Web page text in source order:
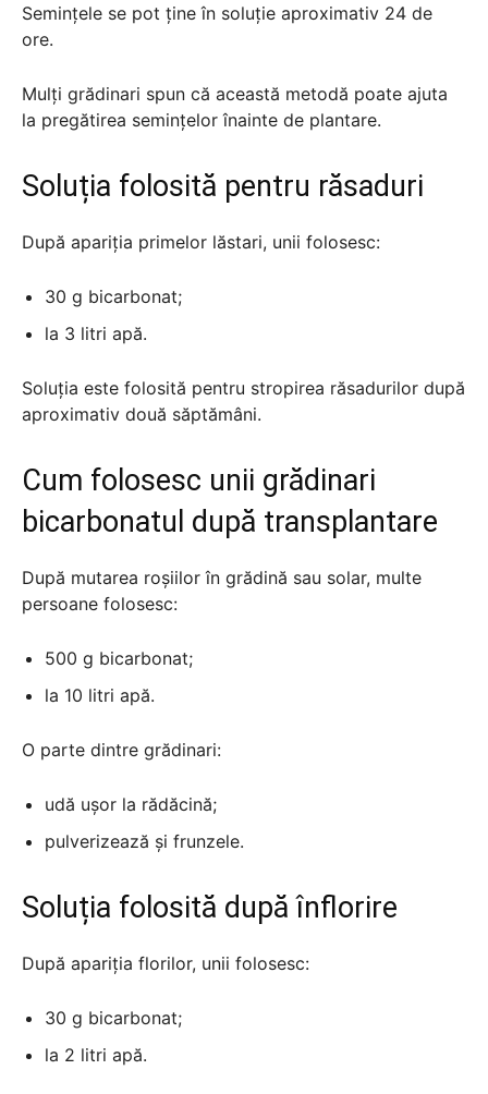
Semințele se pot ține în soluție aproximativ 24 de
ore.
Mulți grădinari spun că această metodă poate ajuta
la pregătirea semințelor înainte de plantare.
Soluția folosită pentru răsaduri
După apariția primelor lăstari, unii folosesc:
30 g bicarbonat;
la 3 litri apă.
Soluția este folosită pentru stropirea răsadurilor după
aproximativ două săptămâni.
Cum folosesc unii grădinari
bicarbonatul după transplantare
După mutarea roșiilor în grădină sau solar, multe
persoane folosesc:
500 g bicarbonat;
la 10 litri apă.
O parte dintre grădinari:
udă ușor la rădăcină;
pulverizează și frunzele.
Soluția folosită după înflorire
După apariția florilor, unii folosesc:
30 g bicarbonat;
la 2 litri apă.